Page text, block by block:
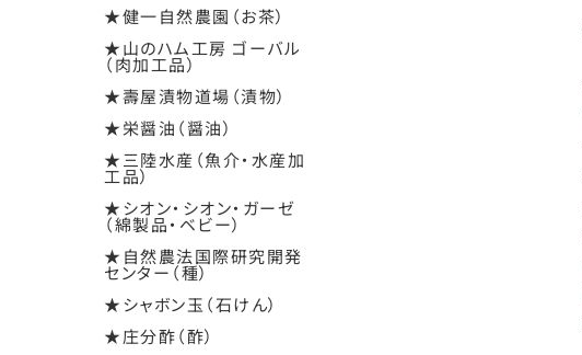
★健一自然農園（お茶）
★山のハム工房 ゴーバル
（肉加工品）
★壽屋漬物道場（漬物）
★栄醤油（醤油）
★三陸水産（魚介・水産加
工品）
★シオン・シオン・ガーゼ
（綿製品・ベビー）
★自然農法国際研究開発
センター（種）
★シャボン玉（石けん）
★庄分酢（酢）